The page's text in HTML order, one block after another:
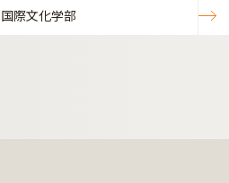
国際文化学部